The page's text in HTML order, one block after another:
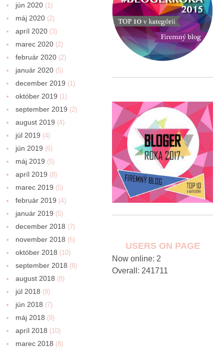
jún 2020 (1)
máj 2020 (2)
apríl 2020 (3)
marec 2020 (2)
február 2020 (2)
január 2020 (5)
december 2019 (1)
október 2019 (1)
september 2019 (2)
august 2019 (4)
júl 2019 (4)
jún 2019 (6)
máj 2019 (5)
apríl 2019 (8)
marec 2019 (5)
február 2019 (4)
január 2019 (5)
december 2018 (7)
november 2018 (6)
október 2018 (10)
september 2018 (8)
august 2018 (8)
júl 2018 (9)
jún 2018 (7)
máj 2018 (9)
apríl 2018 (10)
marec 2018 (8)
USERS ON PAGE
Now online: 2
Overall: 241711